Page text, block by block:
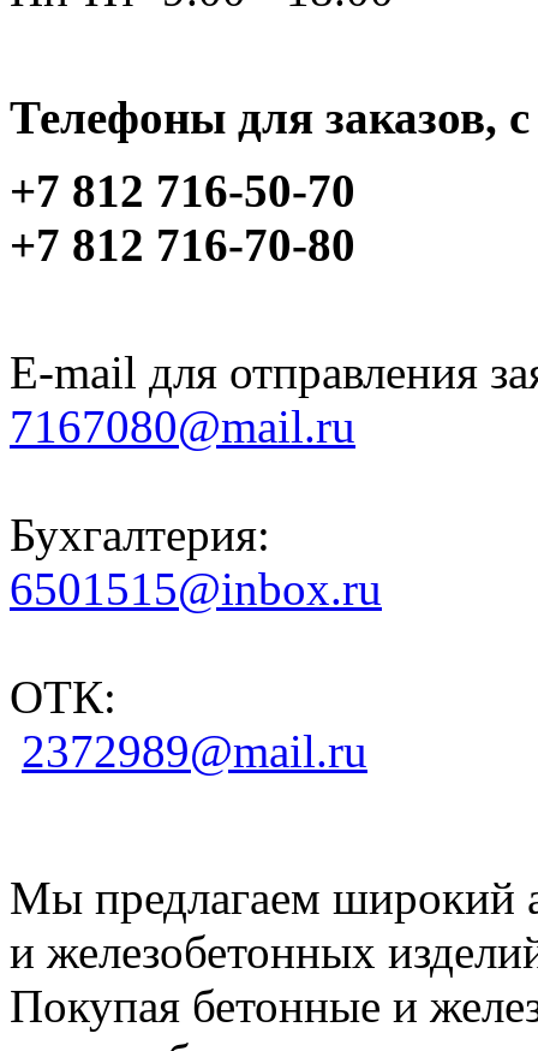
Телефоны для заказов,
+7 812 716-50-70
+7 812 716-70-80
E-mail для отправления
7167080@mail.ru
Бухгалтерия:
6501515@inbox.ru
ОТК:
2372989@mail.ru
Мы предлагаем широкий
и железобетонных
Покупая бетонные и